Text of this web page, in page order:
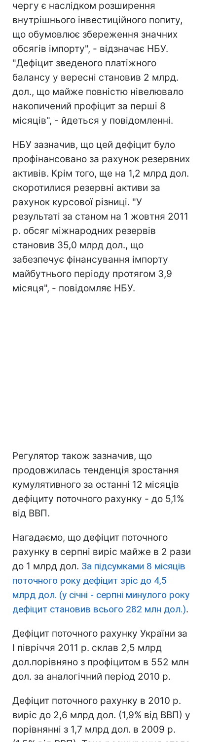
чергу є наслідком розширення
внутрішнього інвестиційного попиту,
що обумовлює збереження значних
обсягів імпорту", - відзначає НБУ.
"Дефіцит зведеного платіжного
балансу у вересні становив 2 млрд.
дол., що майже повністю нівелювало
накопичений профіцит за перші 8
місяців", - йдеться у повідомленні.
НБУ зазначив, що цей дефіцит було
профінансовано за рахунок резервних
активів. Крім того, ще на 1,2 млрд дол.
скоротилися резервні активи за
рахунок курсової різниці. "У
результаті за станом на 1 жовтня 2011
р. обсяг міжнародних резервів
становив 35,0 млрд дол., що
забезпечує фінансування імпорту
майбутнього періоду протягом 3,9
місяця", - повідомляє НБУ.
Регулятор також зазначив, що
продовжилась тенденція зростання
кумулятивного за останні 12 місяців
дефіциту поточного рахунку - до 5,1%
від ВВП.
Нагадаємо, що дефіцит поточного
рахунку в серпні виріс майже в 2 рази
до 1 млрд дол. За підсумками 8 місяців
поточного року дефіцит зріс до 4,5
млрд дол. (у січні - серпні минулого року
дефіцит становив всього 282 млн дол.).
Дефіцит поточного рахунку України за
I півріччя 2011 р. склав 2,5 млрд
дол.порівняно з профіцитом в 552 млн
дол. за аналогічний період 2010 р.
Дефіцит поточного рахунку в 2010 р.
виріс до 2,6 млрд дол. (1,9% від ВВП) у
порівнянні з 1,7 млрд дол. в 2009 р.